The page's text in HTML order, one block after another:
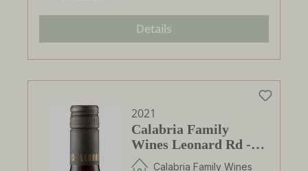
Details
2021
Calabria Family
Wines Leonard Rd -
ShirazCalabria Family Wines